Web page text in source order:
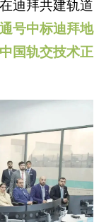
迪拜共建轨道
号中标迪拜地
国轨交技术正